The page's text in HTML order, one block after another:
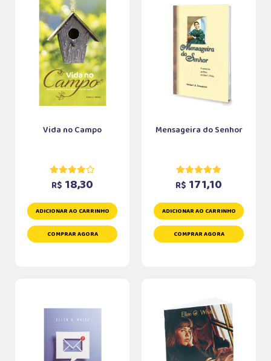
Vida no Campo
R$ 18,30
ADICIONAR AO CARRINHO
COMPRAR AGORA
Mensageira do Senhor
R$ 171,10
ADICIONAR AO CARRINHO
COMPRAR AGORA